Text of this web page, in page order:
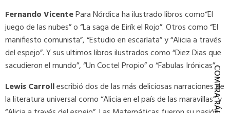
Fernando VicentePara Nórdica ha ilustrado libros como“El
juego de las nubes” o “La saga de Eirík el Rojo”. Otros como “El
manifiesto comunista”, “Estudio en escarlata” y “Alicia a través
del espejo”. Y sus ultimos libros ilustrados como “Diez Dias que
sacudieron el mundo”, “Un Coctel Propio” o “Fabulas Irónicas”
Lewis Carrollescribió dos de las más deliciosas narraciones de
la literatura universal como “Alicia en el país de las maravillas” y
COMPRA RÁPIDA